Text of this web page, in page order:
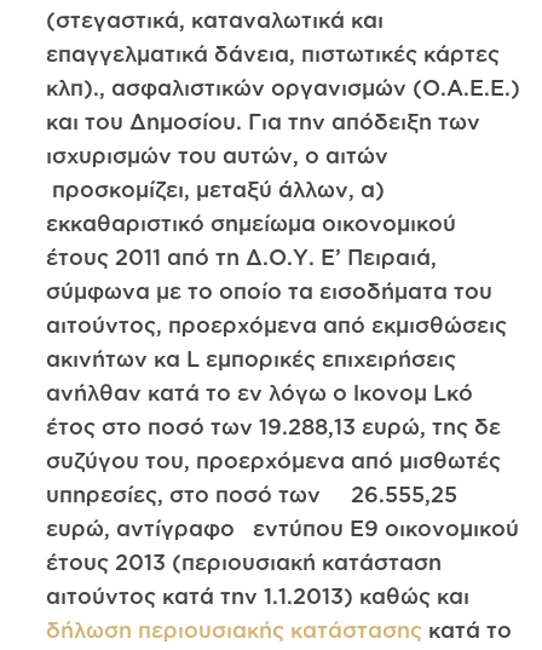
(στεγαστικά, καταναλωτικά και
επαγγελματικά δάνεια, πιστωτικές κάρτες
κλπ)., ασφαλιστικών οργανισμών (Ο.Α.Ε.Ε.)
και του Δημοσίου. Για την απόδειξη των
ισχυρισμών του αυτών, ο αιτών
προσκομίζει, μεταξύ άλλων, α)
εκκαθαριστικό σημείωμα οικονομικού
έτους 2011 από τη Δ.Ο.Υ. Ε’ Πειραιά,
σύμφωνα με το οποίο τα εισοδήματα του
αιτούντος, προερχόμενα από εκμισθώσεις
ακινήτων κα L εμπορικές επιχειρήσεις
ανήλθαν κατά το εν λόγω ο lκονομ Lκό
έτος στο ποσό των 19.288,13 ευρώ, της δε
συζύγου του, προερχόμενα από μισθωτές
υπηρεσίες, στο ποσό των 26.555,25
ευρώ, αντίγραφο εντύπου Ε9 οικονομικού
έτους 2013 (περιουσιακή κατάσταση
αιτούντος κατά την 1.1.2013) καθώς και
δήλωση περιουσιακής κατάστασης κατά το